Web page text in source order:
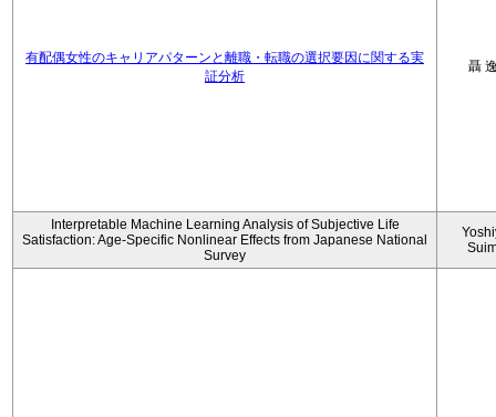
有配偶女性のキャリアパターンと離職・転職の選択要因に関する実
証分析
聶
Interpretable Machine Learning Analysis of Subjective Life
Satisfaction: Age-Specific Nonlinear Effects from Japanese National
Survey